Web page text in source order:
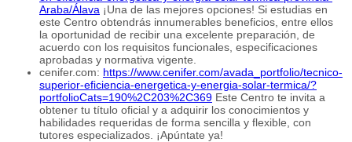
Araba/Álava ¡Una de las mejores opciones! Si estudias en
este Centro obtendrás innumerables beneficios, entre ellos
la oportunidad de recibir una excelente preparación, de
acuerdo con los requisitos funcionales, especificaciones
aprobadas y normativa vigente.
cenifer.com: https://www.cenifer.com/avada_portfolio/tecnico-
superior-eficiencia-energetica-y-energia-solar-termica/?
portfolioCats=190%2C203%2C369 Este Centro te invita a
obtener tu título oficial y a adquirir los conocimientos y
habilidades requeridas de forma sencilla y flexible, con
tutores especializados. ¡Apúntate ya!